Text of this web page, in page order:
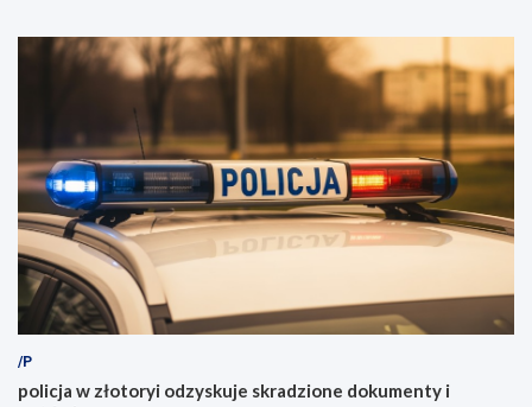
/P
policja w złotoryi odzyskuje skradzione dokumenty i